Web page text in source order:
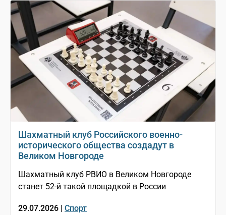
Шахматный клуб Российского военно-
исторического общества создадут в
Великом Новгороде
Шахматный клуб РВИО в Великом Новгороде
станет 52-й такой площадкой в России
29.07.2026 | Спорт